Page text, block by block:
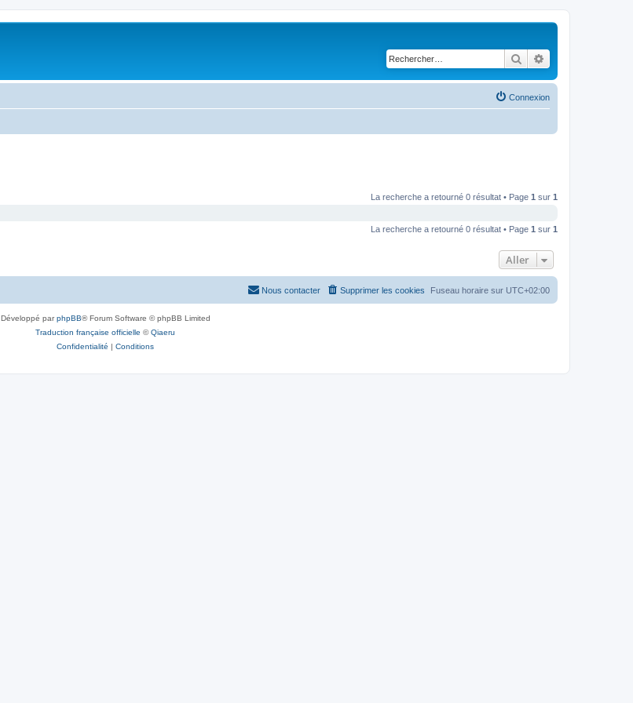
Rechercher
Connexion
La recherche a retourné 0 résultat • Page 1 sur 1
La recherche a retourné 0 résultat • Page 1 sur 1
Aller
Fuseau horaire sur UTC+02:00
Supprimer les cookies
Nous contacter
Développé parphpBB® Forum Software © phpBB Limited
Traduction française officielle ©Qiaeru
Confidentialité | Conditions